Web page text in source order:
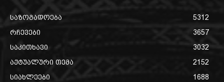
საზოგადოება
5312
რჩევები
3657
საკითხავი
3032
აქტუალური თემა
2152
სიახლეები
1688